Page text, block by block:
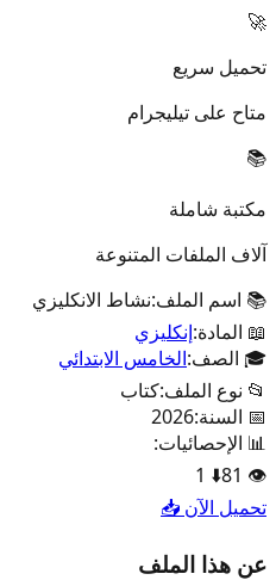
🚀
تحميل سريع
متاح على تيليجرام
📚
مكتبة شاملة
آلاف الملفات المتنوعة
📚 اسم الملف:نشاط الانكليزي
📖 المادة:إنكليزي
🎓 الصف:الخامس الابتدائي
📂 نوع الملف:كتاب
📅 السنة:2026
📊 الإحصائيات:
👁️
81
⬇️
1
تحميل الآن 📥
عن هذا الملف